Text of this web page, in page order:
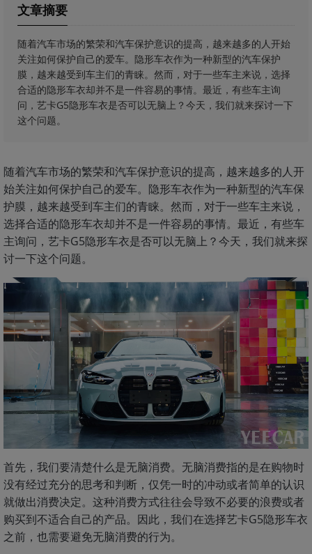
文章摘要
随着汽车市场的繁荣和汽车保护意识的提高，越来越多的人开始
关注如何保护自己的爱车。隐形车衣作为一种新型的汽车保护
膜，越来越受到车主们的青睐。然而，对于一些车主来说，选择
合适的隐形车衣却并不是一件容易的事情。最近，有些车主询
问，艺卡G5隐形车衣是否可以无脑上？今天，我们就来探讨一下
这个问题。
随着汽车市场的繁荣和汽车保护意识的提高，越来越多的人开
始关注如何保护自己的爱车。隐形车衣作为一种新型的汽车保
护膜，越来越受到车主们的青睐。然而，对于一些车主来说，
选择合适的隐形车衣却并不是一件容易的事情。最近，有些车
主询问，艺卡G5隐形车衣是否可以无脑上？今天，我们就来探
讨一下这个问题。
首先，我们要清楚什么是无脑消费。无脑消费指的是在购物时
没有经过充分的思考和判断，仅凭一时的冲动或者简单的认识
就做出消费决定。这种消费方式往往会导致不必要的浪费或者
购买到不适合自己的产品。因此，我们在选择艺卡G5隐形车衣
之前，也需要避免无脑消费的行为。